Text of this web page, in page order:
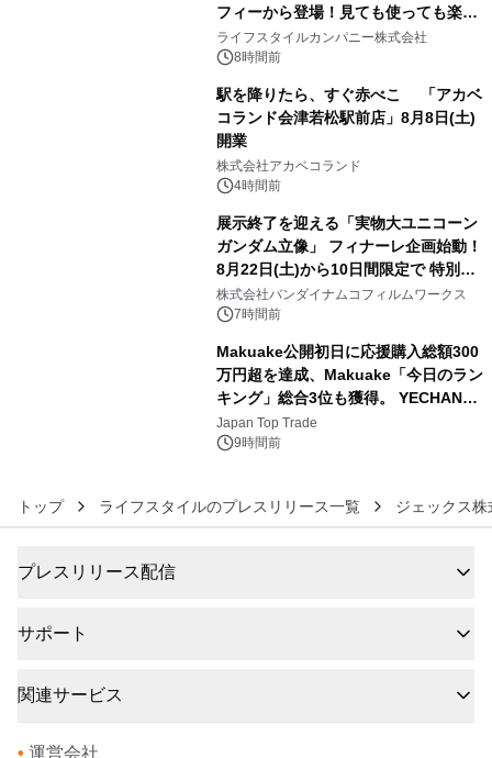
フィーから登場！見ても使っても楽し
い、ポップでキュートなコレクショ
ン。
ライフスタイルカンパニー株式会社
8時間前
駅を降りたら、すぐ赤べこ 「アカベ
コランド会津若松駅前店」8月8日(土)
開業
株式会社アカベコランド
4時間前
展示終了を迎える「実物大ユニコーン
ガンダム立像」 フィナーレ企画始動！
8月22日(土)から10日間限定で 特別映
像『UNICORN GUNDAM Statue ―
BEYOND POSSIBILITY ―』を上映！
株式会社バンダイナムコフィルムワークス
7時間前
Makuake公開初日に応援購入総額300
万円超を達成、Makuake「今日のラン
キング」総合3位も獲得。 YECHAN音
浴シンギングボウル第2弾の大型サイ
ズ（XL・2XL・3XL）を先行販売中
Japan Top Trade
9時間前
トップ ライフスタイルのプレスリリース一覧 ジェックス株
プレスリリース配信
サポート
関連サービス
• 運営会社